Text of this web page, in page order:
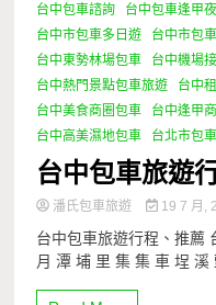
台中包車諮詢
台中包車逢甲
台中市包車多日遊
台中市包
台中東勢林場包車
台中機場
台中熱門景點包車旅遊
台中
台中美食商圈包車
台中逢甲
台中高美濕地包車
台北市包
台中包車旅遊
潘氏包車旅遊 19 7 月,
台中包車旅遊行程、推薦